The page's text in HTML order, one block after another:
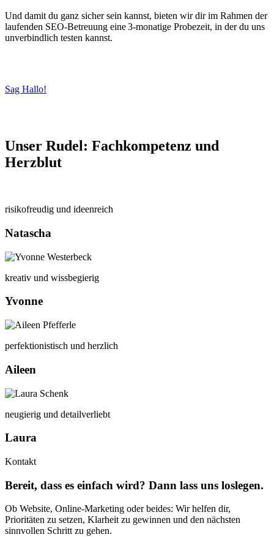
Und damit du ganz sicher sein kannst, bieten wir dir im Rahmen der
laufenden SEO-Betreuung eine 3-monatige Probezeit, in der du uns
unverbindlich testen kannst.
Sag Hallo!
Unser Rudel: Fachkompetenz und
Herzblut
risikofreudig und ideenreich
Natascha
kreativ und wissbegierig
Yvonne
perfektionistisch und herzlich
Aileen
neugierig und detailverliebt
Laura
Kontakt
Bereit, dass es einfach wird? Dann lass uns loslegen.
Ob Website, Online-Marketing oder beides: Wir helfen dir,
Prioritäten zu setzen, Klarheit zu gewinnen und den nächsten
sinnvollen Schritt zu gehen.